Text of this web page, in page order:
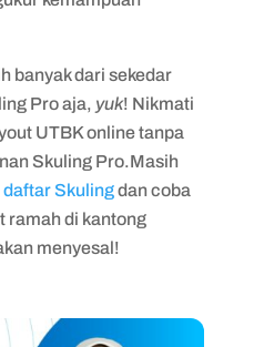
banyak dari sekedar
Pro aja, yuk! Nikmati
UTBK online tanpa
Skuling Pro.Masih
daftar Skulingdan coba
ramah di kantong
menyesal!